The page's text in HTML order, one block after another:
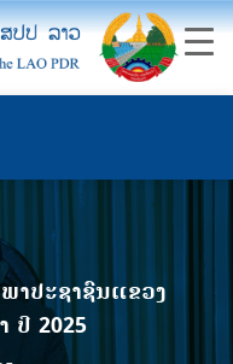
າປະຊາຊົນແຂວງ
ປີ 2025